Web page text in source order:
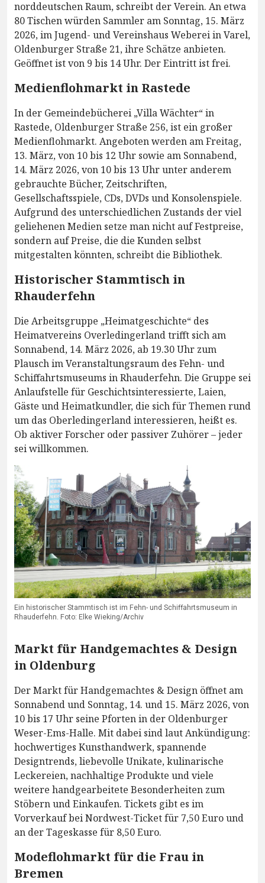
norddeutschen Raum, schreibt der Verein. An etwa
80 Tischen würden Sammler am Sonntag, 15. März
2026, im Jugend- und Vereinshaus Weberei in Varel,
Oldenburger Straße 21, ihre Schätze anbieten.
Geöffnet ist von 9 bis 14 Uhr. Der Eintritt ist frei.
Medienflohmarkt in Rastede
In der Gemeindebücherei „Villa Wächter“ in
Rastede, Oldenburger Straße 256, ist ein großer
Medienflohmarkt. Angeboten werden am Freitag,
13. März, von 10 bis 12 Uhr sowie am Sonnabend,
14. März 2026, von 10 bis 13 Uhr unter anderem
gebrauchte Bücher, Zeitschriften,
Gesellschaftsspiele, CDs, DVDs und Konsolenspiele.
Aufgrund des unterschiedlichen Zustands der viel
geliehenen Medien setze man nicht auf Festpreise,
sondern auf Preise, die die Kunden selbst
mitgestalten könnten, schreibt die Bibliothek.
Historischer Stammtisch in
Rhauderfehn
Die Arbeitsgruppe „Heimatgeschichte“ des
Heimatvereins Overledingerland trifft sich am
Sonnabend, 14. März 2026, ab 19.30 Uhr zum
Plausch im Veranstaltungsraum des Fehn- und
Schiffahrtsmuseums in Rhauderfehn. Die Gruppe sei
Anlaufstelle für Geschichtsinteressierte, Laien,
Gäste und Heimatkundler, die sich für Themen rund
um das Oberledingerland interessieren, heißt es.
Ob aktiver Forscher oder passiver Zuhörer – jeder
sei willkommen.
Ein historischer Stammtisch ist im Fehn- und Schiffahrtsmuseum in
Rhauderfehn. Foto: Elke Wieking/Archiv
Markt für Handgemachtes & Design
in Oldenburg
Der Markt für Handgemachtes & Design öffnet am
Sonnabend und Sonntag, 14. und 15. März 2026, von
10 bis 17 Uhr seine Pforten in der Oldenburger
Weser-Ems-Halle. Mit dabei sind laut Ankündigung:
hochwertiges Kunsthandwerk, spannende
Designtrends, liebevolle Unikate, kulinarische
Leckereien, nachhaltige Produkte und viele
weitere handgearbeitete Besonderheiten zum
Stöbern und Einkaufen. Tickets gibt es im
Vorverkauf bei Nordwest-Ticket für 7,50 Euro und
an der Tageskasse für 8,50 Euro.
Modeflohmarkt für die Frau in
Bremen